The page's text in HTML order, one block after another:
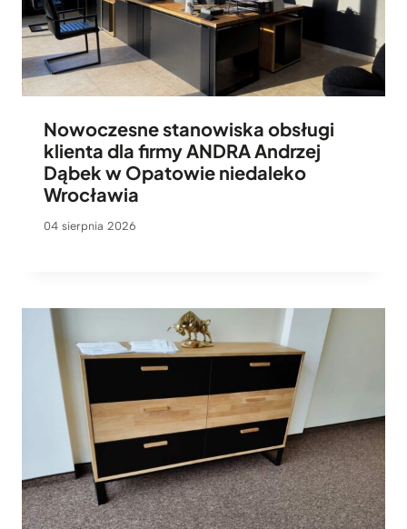
Nowoczesne stanowiska obsługi
klienta dla firmy ANDRA Andrzej
Dąbek w Opatowie niedaleko
Wrocławia
04 sierpnia 2026